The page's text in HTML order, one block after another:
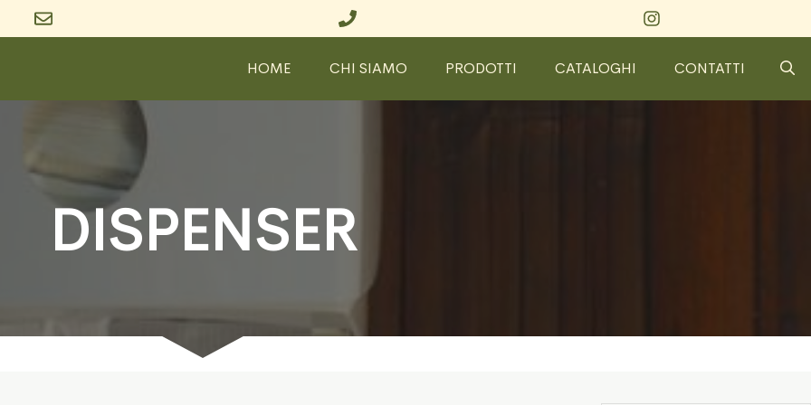
HOME CHI SIAMO PRODOTTI CATALOGHI CONTATTI
DISPENSER